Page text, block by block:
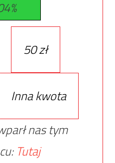
50 zł
Inna kwota
nas tym
Tutaj